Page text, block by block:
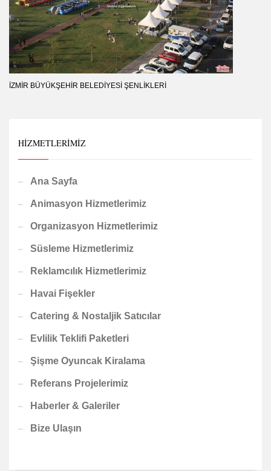
İZMIR BÜYÜKŞEHIR BELEDIYESI ŞENLIKLERI
HIZMETLERIMIZ
Ana Sayfa
Animasyon Hizmetlerimiz
Organizasyon Hizmetlerimiz
Süsleme Hizmetlerimiz
Reklamcılık Hizmetlerimiz
Havai Fişekler
Catering & Nostaljik Satıcılar
Evlilik Teklifi Paketleri
Şişme Oyuncak Kiralama
Referans Projelerimiz
Haberler & Galeriler
Bize Ulaşın